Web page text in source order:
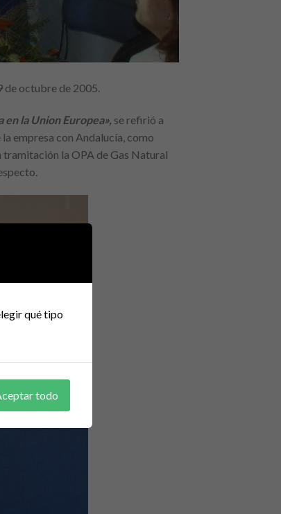
de octubre de 2005.
en la Union Europea», se refirió a
empresa con Andalucía, como
tramitación la OPA de Gas Natural
qué tipo
todo